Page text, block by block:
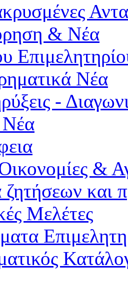
& Νέα
Νέα
-
&
ζητήσεων
Μελέτες